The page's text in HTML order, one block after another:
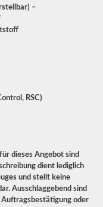
–
RSC)
dieses Angebot sind
dient lediglich
und stellt keine
Ausschlaggebend sind
Auftragsbestätigung oder